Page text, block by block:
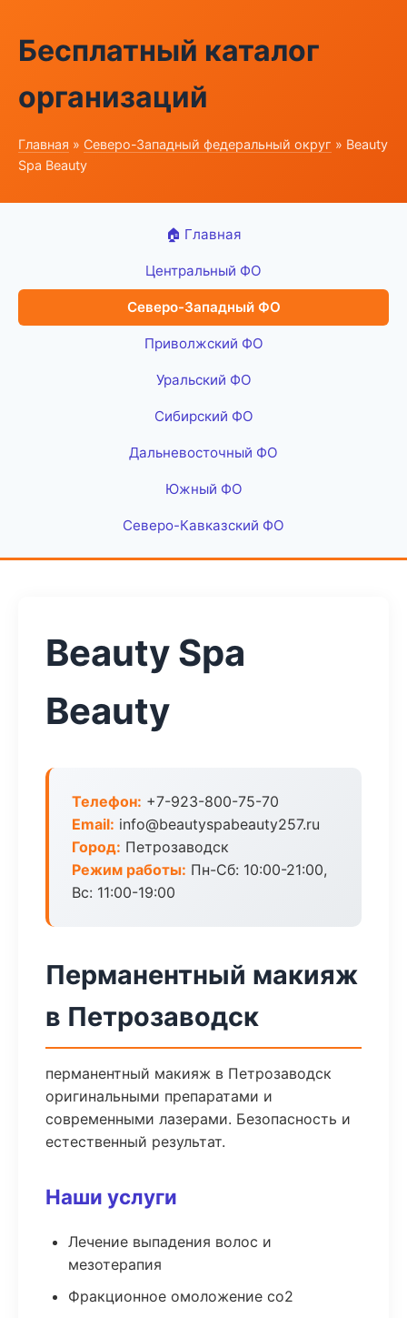
Бесплатный каталог
организаций
Главная » Северо-Западный федеральный округ » Beauty
Spa Beauty
🏠 Главная
Центральный ФО
Северо-Западный ФО
Приволжский ФО
Уральский ФО
Сибирский ФО
Дальневосточный ФО
Южный ФО
Северо-Кавказский ФО
Beauty Spa
Beauty
Телефон: +7-923-800-75-70
Email: info@beautyspabeauty257.ru
Город: Петрозаводск
Режим работы: Пн-Сб: 10:00-21:00,
Вс: 11:00-19:00
Перманентный макияж
в Петрозаводск
перманентный макияж в Петрозаводск
оригинальными препаратами и
современными лазерами. Безопасность и
естественный результат.
Наши услуги
Лечение выпадения волос и
мезотерапия
Фракционное омоложение co2